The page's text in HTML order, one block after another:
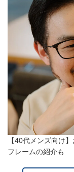
【40代メンズ向け
フレームの紹介も